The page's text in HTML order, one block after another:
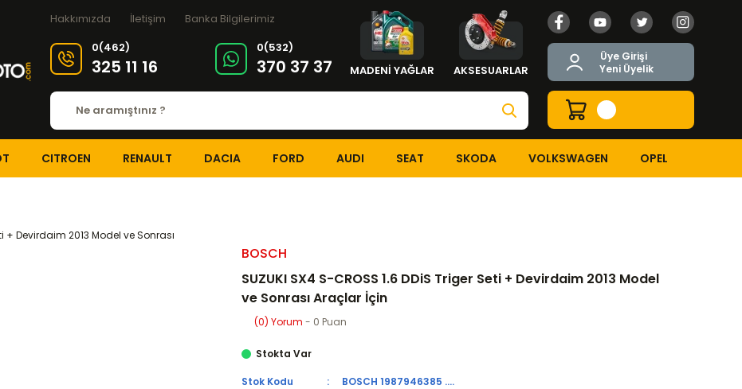
Hakkımızda İletişim
Banka Bilgilerimiz
0(462)
325 11 16
0(532)
370 37 37 MADENİ YAĞLAR AKSESUARLAR
Üye Girişi
Yeni Üyelik
CITROEN RENAULT DACIA FORD AUDI SEAT SKODA VOLKSWAGEN OPEL
BOSCH
SUZUKI SX4 S-CROSS 1.6 DDiS Triger Seti + Devirdaim 2013 Model
ve Sonrası Araçlar İçin
(0) Yorum - 0 Puan
Stokta Var
Stok Kodu
BOSCH 1987946385 ....